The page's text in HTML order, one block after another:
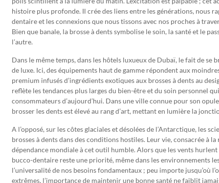
histoire plus profonde. Il crée des liens entre les générations, nous
dentaire et les connexions que nous tissons avec nos proches à
Bien que banale, la brosse à dents symbolise le soin, la santé et le
l’autre.
Dans le même temps, dans les hôtels luxueux de Dubaï, le fait de se
de luxe. Ici, des équipements haut de gamme répondent aux
premium infusés d’ingrédients exotiques aux brosses à dents au
reflète les tendances plus larges du bien-être et du soin personnel
consommateurs d’aujourd’hui. Dans une ville connue pour son
brosser les dents est élevé au rang d’art, mettant en lumière la
A l’opposé, sur les côtes glaciales et désolées de l’Antarctique, les
brosses à dents dans des conditions hostiles. Leur vie, consacrée à
dépendance mondiale à cet outil humble. Alors que les vents
bucco-dentaire reste une priorité, même dans les environnements
l’universalité de nos besoins fondamentaux ; peu importe jusqu’où
extrêmes, l’importance de maintenir une bonne santé ne faiblit